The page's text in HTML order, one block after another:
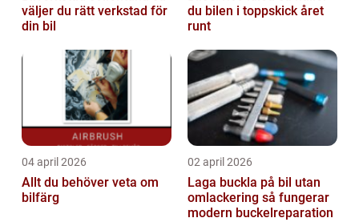
väljer du rätt verkstad för
din bil
du bilen i toppskick året
runt
04 april 2026
Allt du behöver veta om
bilfärg
02 april 2026
Laga buckla på bil utan
omlackering så fungerar
modern buckelreparation